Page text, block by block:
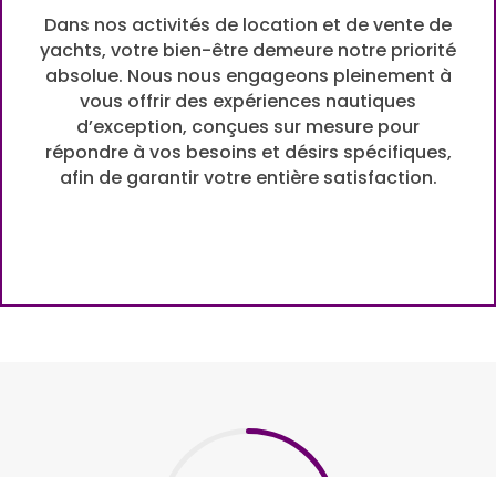
Dans nos activités de location et de vente de
yachts, votre bien-être demeure notre priorité
absolue. Nous nous engageons pleinement à
vous offrir des expériences nautiques
d’exception, conçues sur mesure pour
répondre à vos besoins et désirs spécifiques,
afin de garantir votre entière satisfaction.